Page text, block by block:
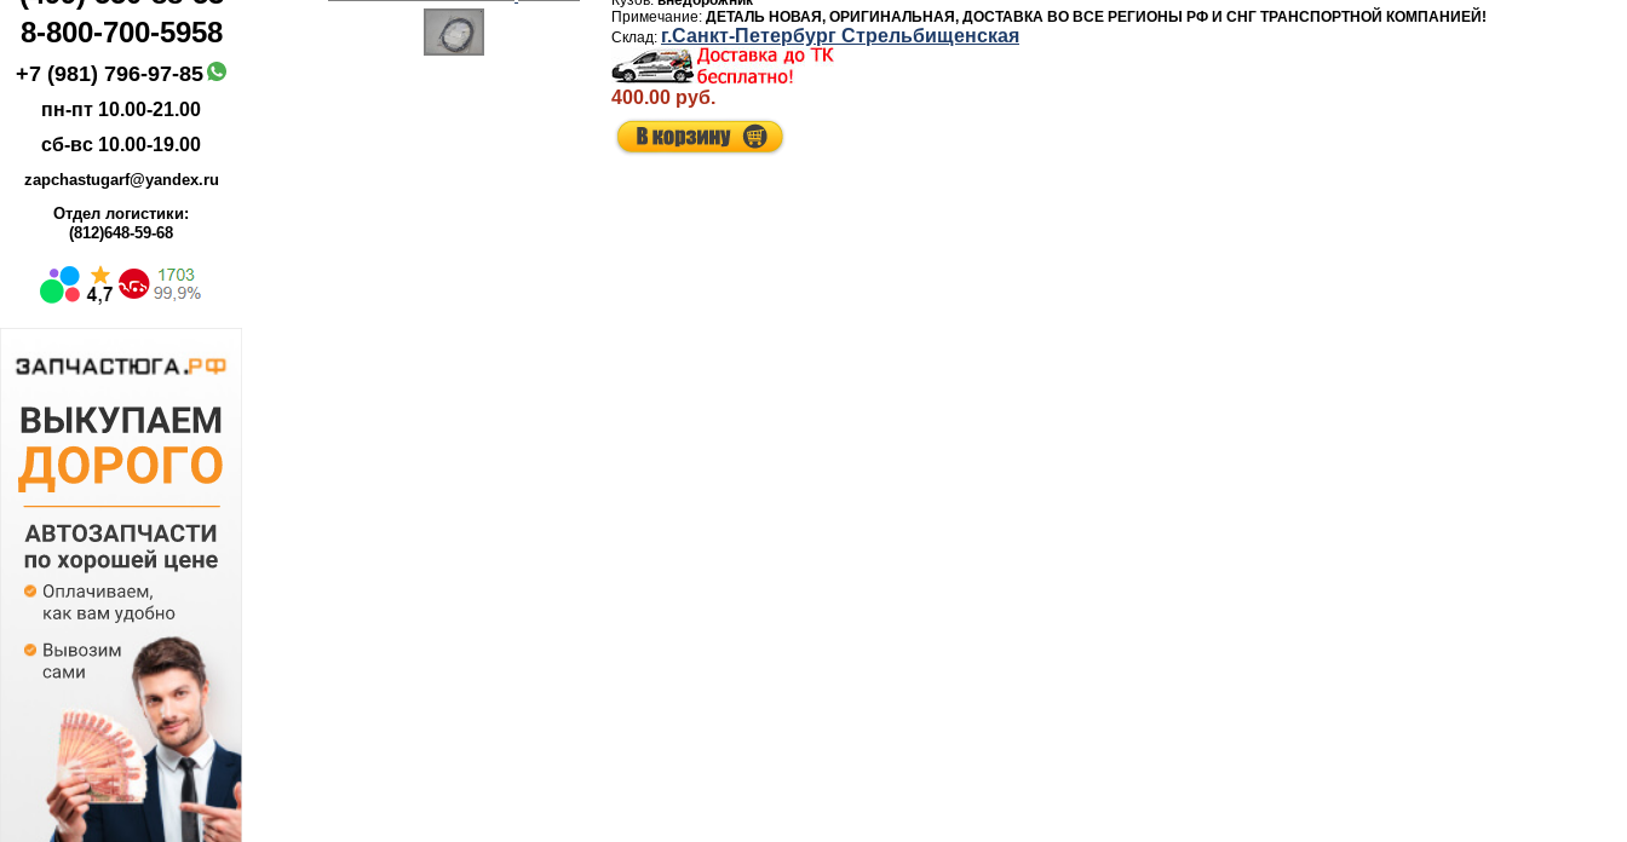
8-800-700-5958
+7 (981) 796-97-85
пн-пт 10.00-21.00
сб-вс 10.00-19.00
zapchastugarf@yandex.ru
Отдел логистики:
(812)648-59-68
ДЕТАЛЬ НОВАЯ, ОРИГИНАЛЬНАЯ, ДОСТАВКА ВО ВСЕ РЕГИОНЫ РФ И СНГ ТРАНСПОРТНОЙ КОМПАНИЕЙ!
г.Санкт-Петербург Стрельбищенская
400.00 руб.